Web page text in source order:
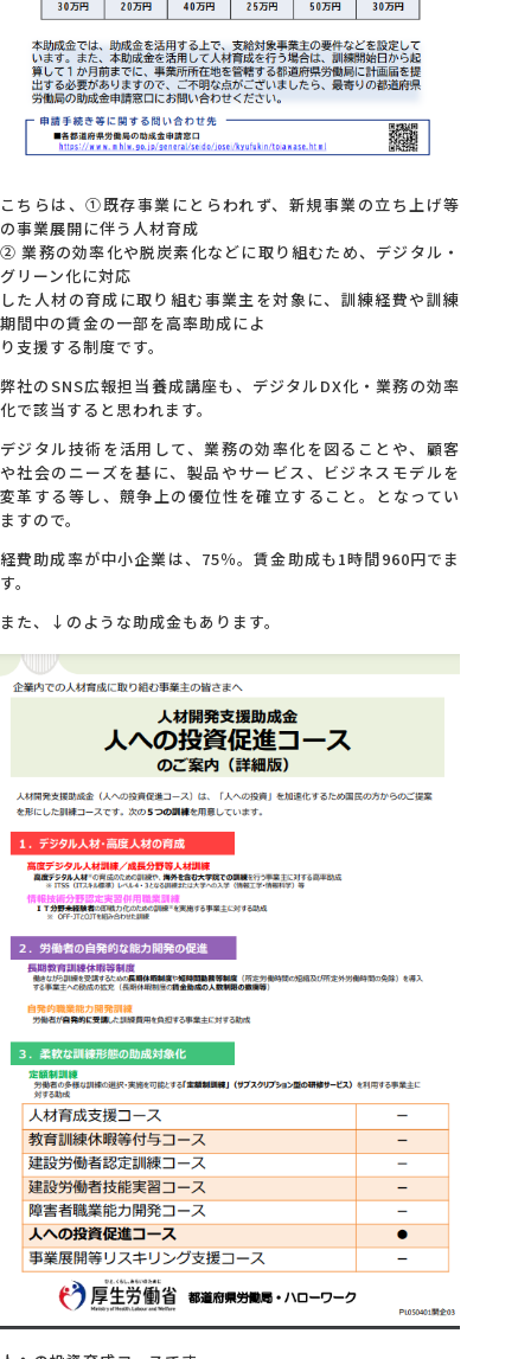
こちらは、①既存事業にとらわれず、新規事業の立ち上げ等
の事業展開に伴う人材育成
② 業務の効率化や脱炭素化などに取り組むため、デジタル・
グリーン化に対応
した人材の育成に取り組む事業主を対象に、訓練経費や訓練
期間中の賃金の一部を高率助成によ
り支援する制度です。
弊社のSNS広報担当養成講座も、デジタルDX化・業務の効率
化で該当すると思われます。
デジタル技術を活用して、業務の効率化を図ることや、顧客
や社会のニーズを基に、製品やサービス、ビジネスモデルを
変革する等し、競争上の優位性を確立すること。となってい
ますので。
経費助成率が中小企業は、75％。賃金助成も1時間960円でま
す。
また、↓のような助成金もあります。